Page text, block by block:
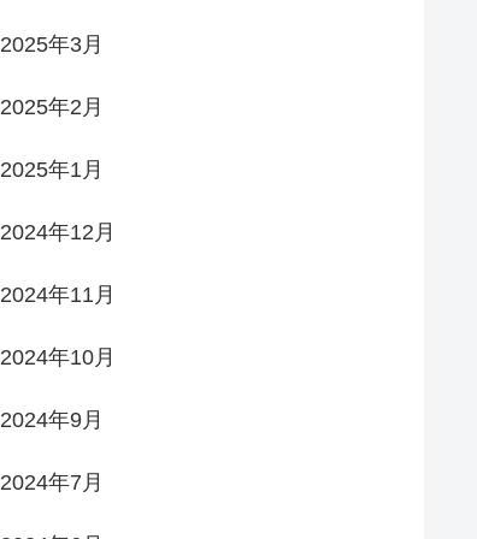
2025年3月
2025年2月
2025年1月
2024年12月
2024年11月
2024年10月
2024年9月
2024年7月